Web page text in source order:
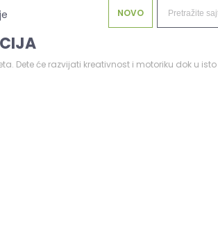
NOVO
Dete će razvijati kreativnost i motoriku dok u